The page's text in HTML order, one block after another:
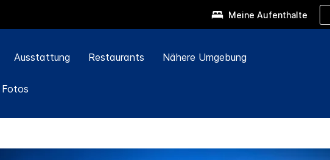
Meine Aufenthalte
Ausstattung Restaurants Nähere Umgebung
Fotos